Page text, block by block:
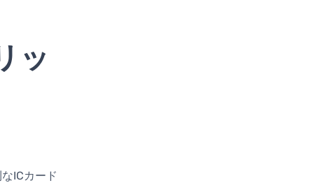
ッ
ICカード